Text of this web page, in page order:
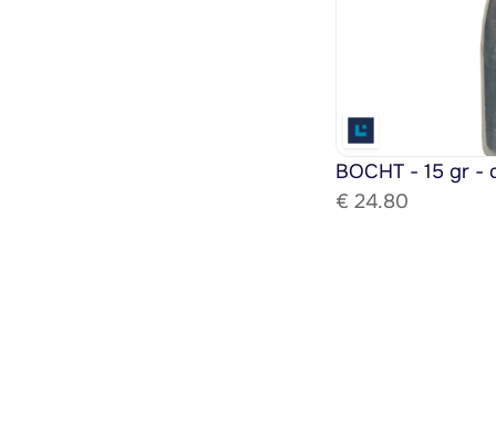
BOCHT - 15 gr -
€ 24.80